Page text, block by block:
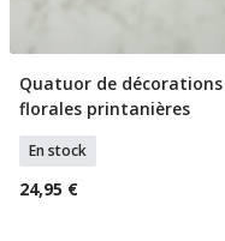
Ajouter Au Panier
Quatuor de décorations
florales printanières
En stock
24,95 €